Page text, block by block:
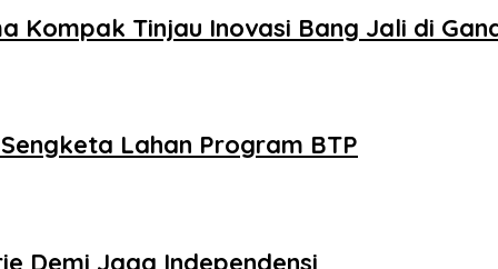
Kompak Tinjau Inovasi Bang Jali di
Lahan Program BTP
Demi Jaga Independensi